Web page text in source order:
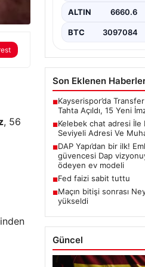
, 56
barındırmaktadır.
ALTIN 6660.6
BTC 3097084
Son Eklenen
■Kayserispor’da
Tahta Açıldı, 15 Yeni
■Kelebek chat adresi İle
Seviyeli Adresi Ve
■DAP Yapı’dan bir ilk!
güvencesi Dap
ödeyen ev modeli
■Fed faizi sabit tuttu
■Maçın bitişi sonrası
yükseldi
Güncel